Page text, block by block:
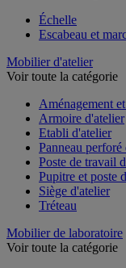
Échelle
Escabeau et
Mobilier d'atelier
Voir toute la catégorie
Aménagement
Armoire d'atelier
Etabli d'atelier
Panneau perforé
Poste de travail
Pupitre et poste
Siège d'atelier
Tréteau
Mobilier de laboratoire
Voir toute la catégorie